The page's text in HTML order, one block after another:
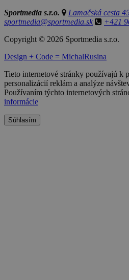
Sportmedia s.r.o.
Lamačská cesta
sportmedia@sportmedia.sk
+421
Copyright © 2026 Sportmedia s.r.o.
Design + Code = MichalRusina
Tieto internetové stránky používajú k
personalizácií reklám a analýze
Používaním týchto internetových
informácie
Súhlasím